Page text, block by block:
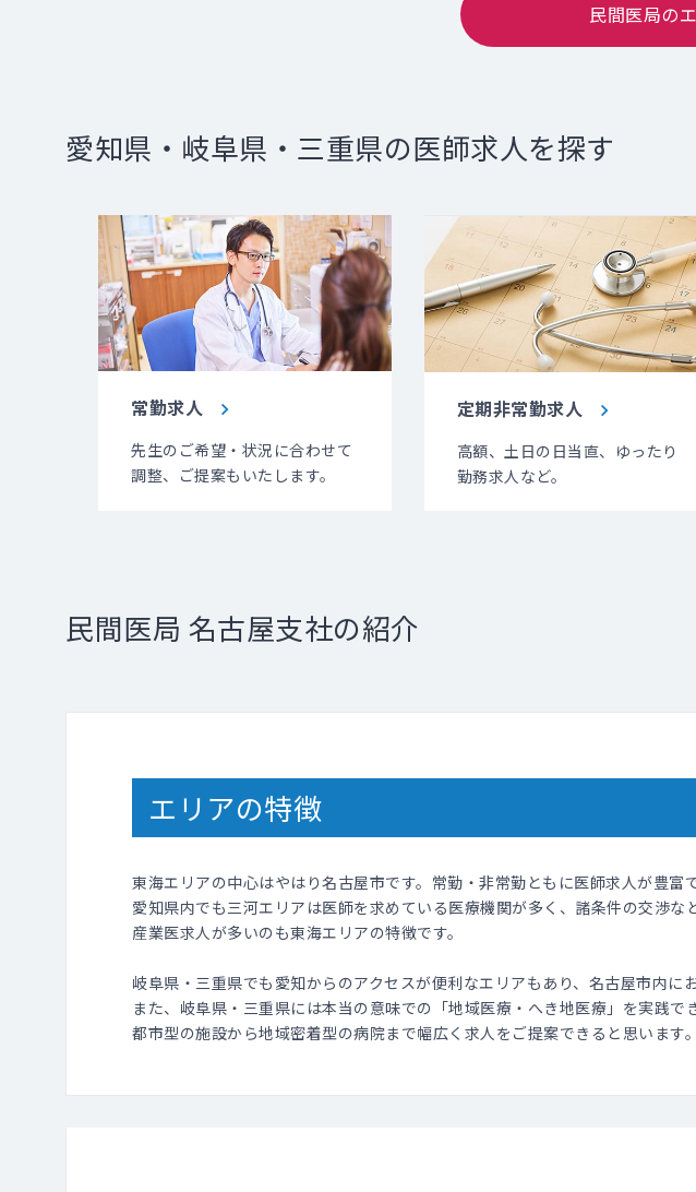
民間医局の
愛知県・岐阜県・三重県の医師求人を探す
常勤求人
先生のご希望・状況に合わせて
調整、ご提案もいたします。
定期非常勤求人
高額、土日の日当直、ゆったり
勤務求人など。
民間医局 名古屋支社の紹介
エリアの特徴
東海エリアの中心はやはり名古屋市です。常勤・非常勤ともに医師求人が豊富
愛知県内でも三河エリアは医師を求めている医療機関が多く、諸条件の交渉な
産業医求人が多いのも東海エリアの特徴です。
岐阜県・三重県でも愛知からのアクセスが便利なエリアもあり、名古屋市内に
また、岐阜県・三重県には本当の意味での「地域医療・へき地医療」を実践で
都市型の施設から地域密着型の病院まで幅広く求人をご提案できると思います。